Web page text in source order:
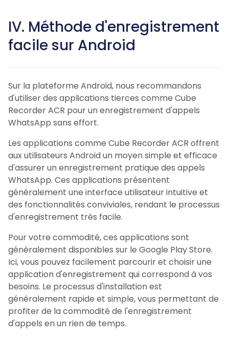
IV. Méthode d'enregistrement
facile sur Android
Sur la plateforme Android, nous recommandons
d'utiliser des applications tierces comme Cube
Recorder ACR pour un enregistrement d'appels
WhatsApp sans effort.
Les applications comme Cube Recorder ACR offrent
aux utilisateurs Android un moyen simple et efficace
d'assurer un enregistrement pratique des appels
WhatsApp. Ces applications présentent
généralement une interface utilisateur intuitive et
des fonctionnalités conviviales, rendant le processus
d'enregistrement très facile.
Pour votre commodité, ces applications sont
généralement disponibles sur le Google Play Store.
Ici, vous pouvez facilement parcourir et choisir une
application d'enregistrement qui correspond à vos
besoins. Le processus d'installation est
généralement rapide et simple, vous permettant de
profiter de la commodité de l'enregistrement
d'appels en un rien de temps.